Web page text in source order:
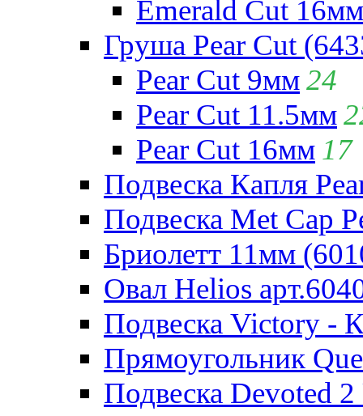
Emerald Cut 16мм
Груша Pear Cut
Pear Cut 9мм24
Pear Cut 11.5мм
Pear Cut 16мм 17
Подвеска Капля
Подвеска Met Cap
Бриолетт 11мм
Овал Helios
Подвеска Victory -
Прямоугольник
Подвеска Devoted